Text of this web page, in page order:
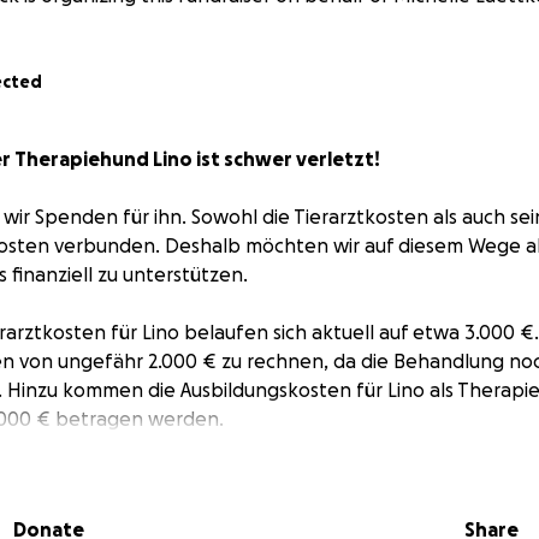
Therapiehund Lino ist schwer verletzt!
Spenden für ihn. Sowohl die Tierarztkosten als auch
verbunden. Deshalb möchten wir auf diesem Wege
finanziell zu unterstützen.
für Lino belaufen sich aktuell auf etwa 3.000
von ungefähr 2.000 € zu rechnen, da die Behandlung
Hinzu kommen die Ausbildungskosten für Lino als
€ betragen werden.
Lino konnte bereits beim Tag der offenen
Donate Share